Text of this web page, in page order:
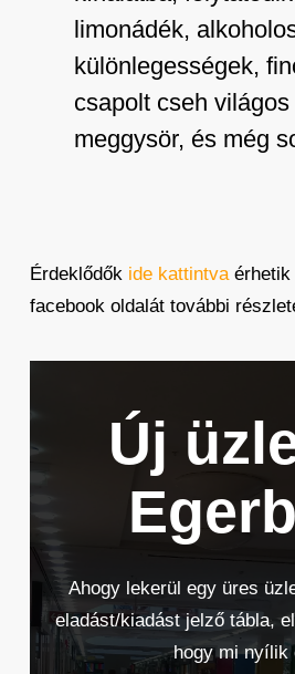
limonádék,
különlegességek,
csapolt cseh
meggysör, és még
Érdeklődők ide kattintvaérhetik
facebook oldalát további
Új
Ahogy lekerül egy üres
eladást/kiadást jelző tábla,
hogy mi nyílik